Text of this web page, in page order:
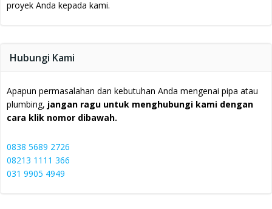
proyek Anda kepada kami.
Hubungi Kami
Apapun permasalahan dan kebutuhan Anda mengenai pipa atau
plumbing, jangan ragu untuk menghubungi kami dengan
cara klik nomor dibawah.
0838 5689 2726
08213 1111 366
031 9905 4949